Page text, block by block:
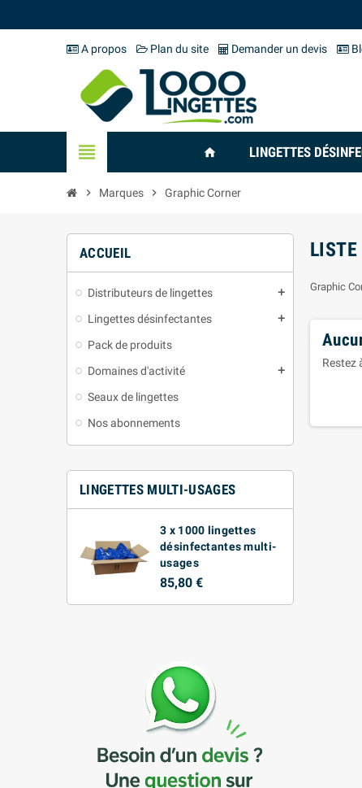
A propos Plan du site Demander un devis
view_headline home LINGETTES
chevron_right Marques chevron_right Graphic Corner
ACCUEIL
Distributeurs de lingettes add
Lingettes désinfectantes add
Pack de produits
Domaines d'activité
add
Seaux de lingettes
Nos abonnements
LINGETTES MULTI-USAGES
3 x 1000 lingettes
désinfectantes multi-
usages
85,80 €
LISTE
Graphic
Restez